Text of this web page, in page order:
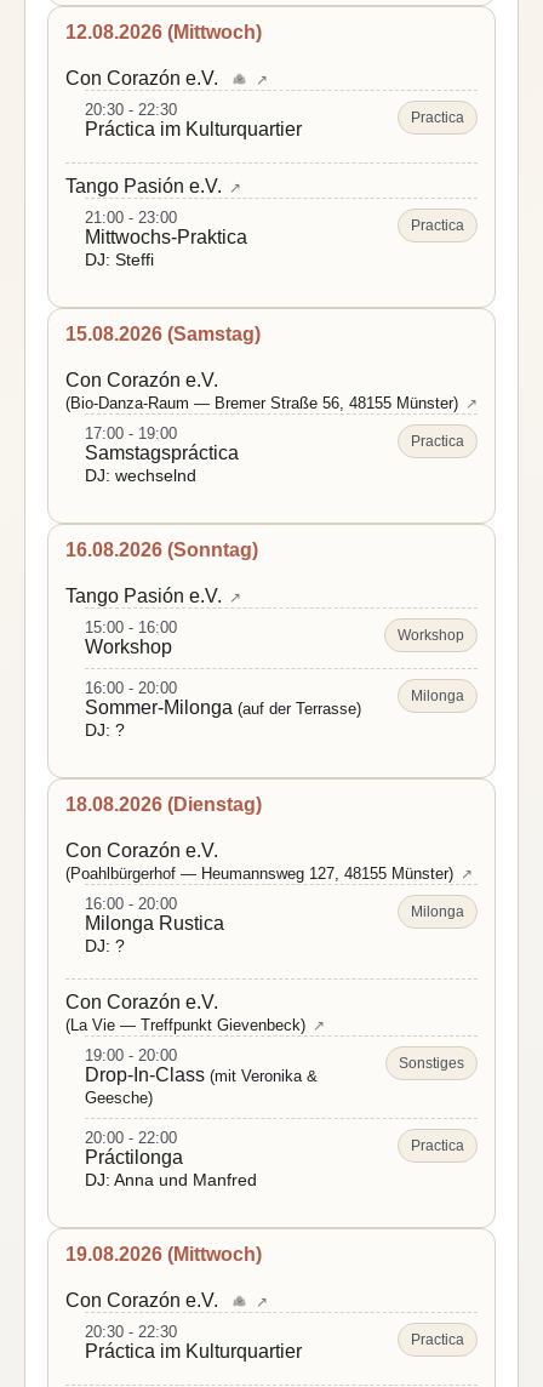
12.08.2026 (Mittwoch)
Con Corazón e.V. ↗
20:30 - 22:30
Práctica im Kulturquartier
Practica
Tango Pasión e.V. ↗
21:00 - 23:00
Mittwochs-Praktica
DJ: Steffi
Practica
15.08.2026 (Samstag)
Con Corazón e.V.
(Bio-Danza-Raum — Bremer Straße 56, 48155 Münster) ↗
17:00 - 19:00
Samstagspráctica
DJ: wechselnd
Practica
16.08.2026 (Sonntag)
Tango Pasión e.V. ↗
15:00 - 16:00
Workshop
Workshop
16:00 - 20:00
Sommer-Milonga (auf der Terrasse)
DJ: ?
Milonga
18.08.2026 (Dienstag)
Con Corazón e.V.
(Poahlbürgerhof — Heumannsweg 127, 48155 Münster) ↗
16:00 - 20:00
Milonga Rustica
DJ: ?
Milonga
Con Corazón e.V.
(La Vie — Treffpunkt Gievenbeck) ↗
19:00 - 20:00
Drop-In-Class (mit Veronika &
Geesche)
Sonstiges
20:00 - 22:00
Práctilonga
DJ: Anna und Manfred
Practica
19.08.2026 (Mittwoch)
Con Corazón e.V. ↗
20:30 - 22:30
Práctica im Kulturquartier
Practica